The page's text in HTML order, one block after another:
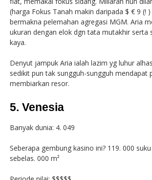
(harga Fokus Tanah makin daripada $ € 9 (!
bermakna pelemahan agregasi MGM. Aria
ukuran dengan elok dgn tata mutakhir serta
kaya.
Denyut jampuk Aria ialah lazim yg luhur
sedikit pun tak sungguh-sungguh mendapat
membiarkan resor.
5. Venesia
Banyak dunia: 4. 049
Seberapa gembung kasino ini? 119. 000
sebelas. 000 m²